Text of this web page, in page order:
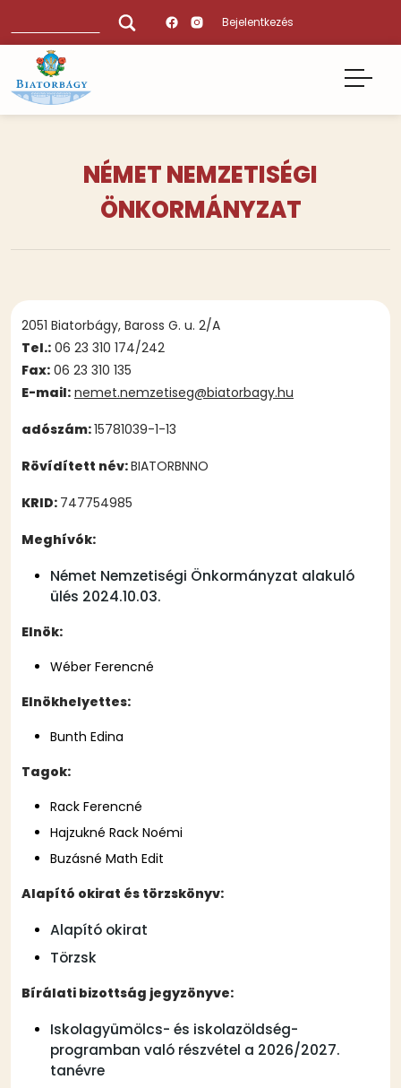
tartalomra
Bejelentkezés
NÉMET NEMZETISÉGI
ÖNKORMÁNYZAT
Tartalmi
bekezdések
2051 Biatorbágy, Baross G. u. 2/A
Tel.: 06 23 310 174/242
Fax: 06 23 310 135
E-mail: nemet.nemzetiseg@biatorbagy.hu
adószám:15781039-1-13
Rövídített név:BIATORBNNO
KRID: 747754985
Meghívók:
Német Nemzetiségi Önkormányzat alakuló
ülés 2024.10.03.
Elnök:
Wéber Ferencné
Elnökhelyettes:
Bunth Edina
Tagok:
Rack Ferencné
Hajzukné Rack Noémi
Buzásné Math Edit
Alapító okirat és törzskönyv:
Alapító okirat
Törzsk
Bírálati bizottság jegyzönyve:
Iskolagyümölcs- és iskolazöldség-
programban való részvétel a 2026/2027.
tanévre